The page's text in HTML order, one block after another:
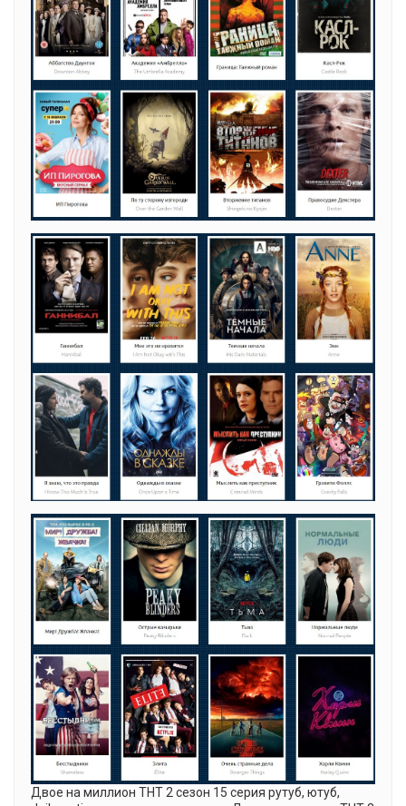
Двое на миллион ТНТ 2 cезон 15 серия рутуб, ютуб,